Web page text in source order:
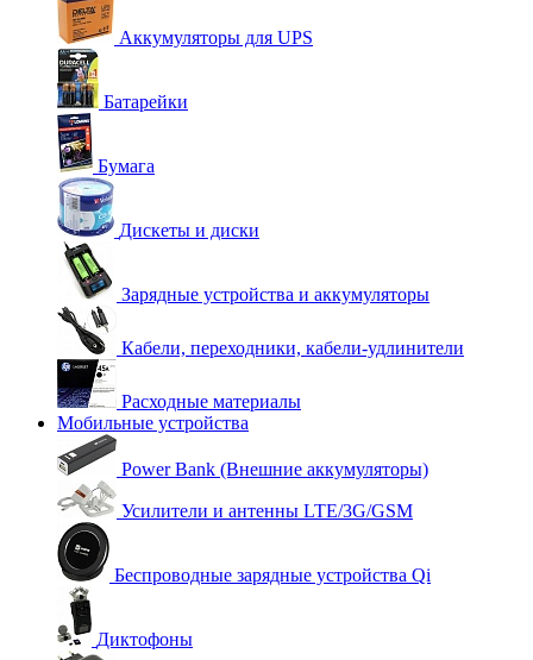
Аккумуляторы для UPS
Батарейки
Бумага
Дискеты и диски
Зарядные устройства и аккумуляторы
Кабели, переходники, кабели-удлинители
Расходные материалы
Мобильные устройства
Power Bank (Внешние аккумуляторы)
Усилители и антенны LTE/3G/GSM
Беспроводные зарядные устройства Qi
Диктофоны